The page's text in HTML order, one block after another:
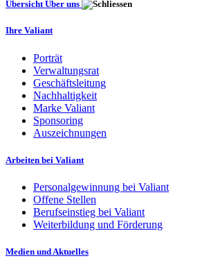
Übersicht Über uns
Ihre Valiant
Porträt
Verwaltungsrat
Geschäftsleitung
Nachhaltigkeit
Marke Valiant
Sponsoring
Auszeichnungen
Arbeiten bei Valiant
Personalgewinnung bei Valiant
Offene Stellen
Berufseinstieg bei Valiant
Weiterbildung und Förderung
Medien und Aktuelles